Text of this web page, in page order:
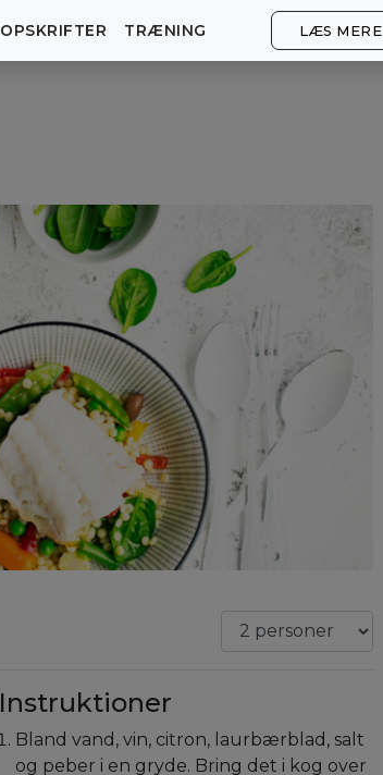
OPSKRIFTER TRÆNING LÆS MERE
Instruktioner
Bland vand, vin, citron, laurbærblad, salt
og peber i en gryde. Bring det i kog over